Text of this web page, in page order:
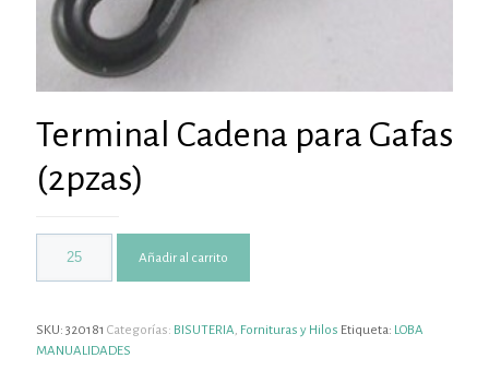
Terminal Cadena para Gafas
(2pzas)
Añadir al carrito
SKU: 320181 Categorías: BISUTERIA, Fornituras y Hilos Etiqueta: LOBA
MANUALIDADES